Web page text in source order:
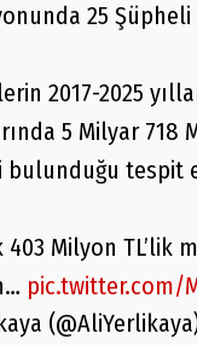
25 Şüpheli
2017-2025
5 Milyar 718
bulunduğu tespit
403 Milyon TL’lik
pic.twitter.com/